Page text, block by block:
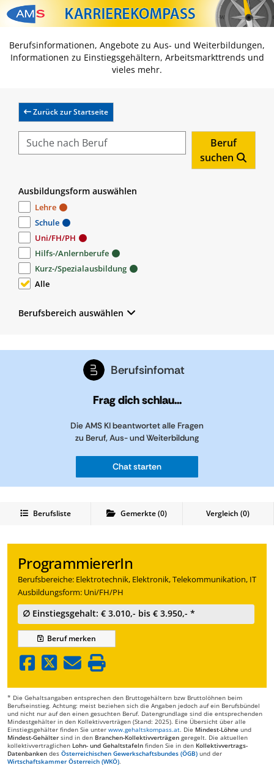
Zum Inhalt springen
Zum Navmenü springen
Zur Suche springen
Zur Footer springen
Berufsinformationen, Angebote zu Aus- und Weiterbildungen,
Informationen zu Einstiegsgehältern, Arbeitsmarkttrends und
vieles mehr.
Zurück zur Startseite
Beruf
suchen
Ausbildungsform auswählen
Lehre
Schule
Uni/FH/PH
Hilfs-/Anlernberufe
Kurz-/Spezialausbildung
Alle
Berufsbereich auswählen
Berufsinfomat
Frag dich schlau...
Die AMS KI beantwortet alle Fragen
zu Beruf, Aus- und Weiterbildung
Chat starten
Berufsliste Gemerkte(0) Vergleich (0)
ProgrammiererIn
Berufsbereiche: Elektrotechnik, Elektronik, Telekommunikation, IT
Ausbildungsform: Uni/FH/PH
∅ Einstiegsgehalt: € 3.010,- bis € 3.950,- *
Berufmerken
* Die Gehaltsangaben entsprechen den Bruttogehältern bzw Bruttolöhnen beim
Berufseinstieg. Achtung: meist beziehen sich die Angaben jedoch auf ein Berufsbündel
und nicht nur auf den einen gesuchten Beruf. Datengrundlage sind die entsprechenden
Mindestgehälter in den Kollektivverträgen (Stand: 2025). Eine Übersicht über alle
Einstiegsgehälter finden Sie unter www.gehaltskompass.at. Die Mindest-Löhne und
Mindest-Gehälter sind in den Branchen-Kollektivverträgen geregelt. Die aktuellen
kollektivvertraglichen Lohn- und Gehaltstafeln finden Sie in den Kollektivvertrags-
Datenbanken des Österreichischen Gewerkschaftsbundes (ÖGB) und der
Wirtschaftskammer Österreich (WKÖ).